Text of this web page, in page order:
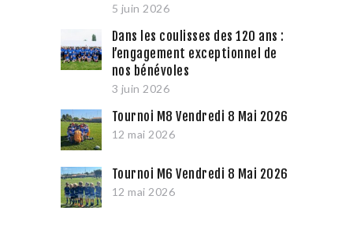
5 juin 2026
Dans les coulisses des 120 ans :
l’engagement exceptionnel de
nos bénévoles
3 juin 2026
Tournoi M8 Vendredi 8 Mai 2026
12 mai 2026
Tournoi M6 Vendredi 8 Mai 2026
12 mai 2026